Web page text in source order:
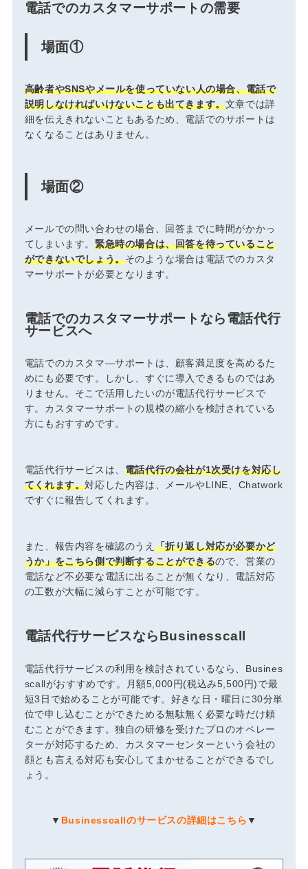
電話でのカスタマーサポートの需要
場面①
高齢者やSNSやメールを使っていない人の場合、電話で
説明しなければいけないことも出てきます。文章では詳
細を伝えきれないこともあるため、電話でのサポートは
なくなることはありません。
場面②
メールでの問い合わせの場合、回答までに時間がかかっ
てしまいます。緊急時の場合は、回答を待っていること
ができないでしょう。そのような場合は電話でのカスタ
マーサポートが必要となります。
電話でのカスタマーサポートなら電話代行
サービスへ
電話でのカスタマ―サポートは、顧客満足度を高めるた
めにも必要です。しかし、すぐに導入できるものではあ
りません。そこで活用したいのが電話代行サービスで
す。カスタマーサポートの規模の縮小を検討されている
方にもおすすめです。
電話代行サービスは、 電話代行の会社が1次受けを対応し
てくれます。対応した内容は、メールやLINE、Chatwork
ですぐに報告してくれます。
また、報告内容を確認のうえ 「折り返し対応が必要かど
うか」をこちら側で判断することができるので、営業の
電話など不必要な電話に出ることが無くなり、電話対応
の工数が大幅に減らすことが可能です。
電話代行サービスならBusinesscall
電話代行サービスの利用を検討されているなら、Busines
scallがおすすめです。月額5,000円(税込み5,500円)で最
短3日で始めることが可能です。好きな日・曜日に30分単
位で申し込むことができためる無駄無く必要な時だけ頼
むことができます。独自の研修を受けたプロのオペレー
ターが対応するため、カスタマーセンターという会社の
顔とも言える対応も安心してまかせることができるでし
ょう。
▼ Businesscallのサービスの詳細はこちら ▼